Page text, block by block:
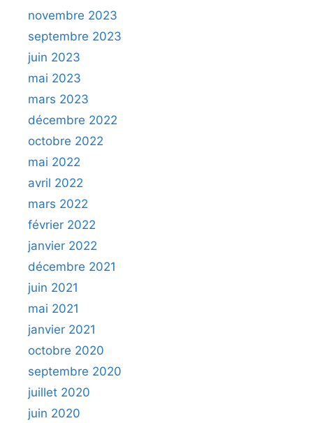
novembre 2023
septembre 2023
juin 2023
mai 2023
mars 2023
décembre 2022
octobre 2022
mai 2022
avril 2022
mars 2022
février 2022
janvier 2022
décembre 2021
juin 2021
mai 2021
janvier 2021
octobre 2020
septembre 2020
juillet 2020
juin 2020